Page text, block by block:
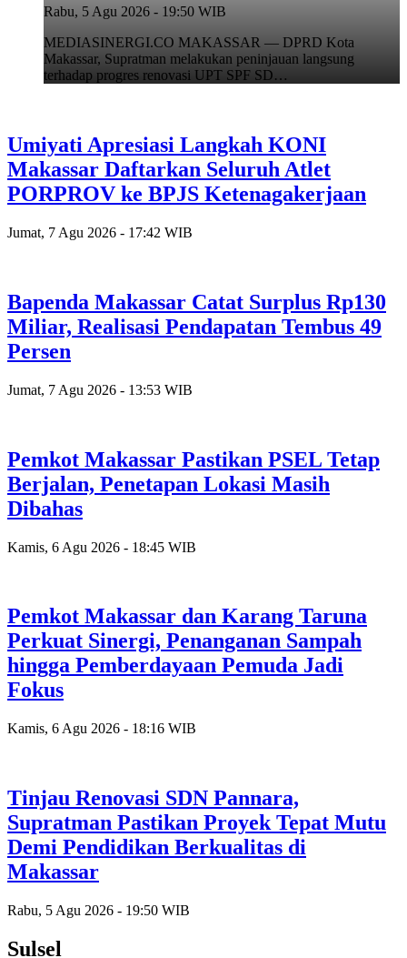
Rabu, 5 Agu 2026 - 19:50 WIB
MEDIASINERGI.CO MAKASSAR — DPRD Kota
Makassar, Supratman melakukan peninjauan langsung
terhadap progres renovasi UPT SPF SD…
Umiyati Apresiasi Langkah KONI
Makassar Daftarkan Seluruh Atlet
PORPROV ke BPJS Ketenagakerjaan
Jumat, 7 Agu 2026 - 17:42 WIB
Bapenda Makassar Catat Surplus Rp130
Miliar, Realisasi Pendapatan Tembus 49
Persen
Jumat, 7 Agu 2026 - 13:53 WIB
Pemkot Makassar Pastikan PSEL Tetap
Berjalan, Penetapan Lokasi Masih
Dibahas
Kamis, 6 Agu 2026 - 18:45 WIB
Pemkot Makassar dan Karang Taruna
Perkuat Sinergi, Penanganan Sampah
hingga Pemberdayaan Pemuda Jadi
Fokus
Kamis, 6 Agu 2026 - 18:16 WIB
Tinjau Renovasi SDN Pannara,
Supratman Pastikan Proyek Tepat Mutu
Demi Pendidikan Berkualitas di
Makassar
Rabu, 5 Agu 2026 - 19:50 WIB
Sulsel